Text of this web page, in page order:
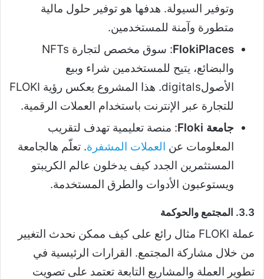
وتوفير السيولة. هدفها هو توفير حلول مالية
متطورة وآمنة للمستخدمين.
FlokiPlaces
: سوق مخصص لتجارة NFTs
والبضائع، يتيح للمستخدمين شراء وبيع
الأصولdigitals. هذا المشروع يعكس رؤية FLOKI
للتجارة عبر الإنترنت باستخدام العملات الرقمية.
جامعة Floki
: منصة تعليمية تهدف لتقريب
المعلومات عن العملات المشفرة. تعلّم هالجامعة
المستثمرين الجدد كيف يدخلون عالم الكريبتو
ويستوعبون الأدوات والطرق المستخدمة.
3.3. المجتمع والحوكمة
عملة FLOKI مثال رائع على كيف ممكن نحدث التغيير
من خلال مشاركة المجتمع. القرارات الرئيسية في
تطوير العملة والمشاريع التابعة تعتمد على تصويت